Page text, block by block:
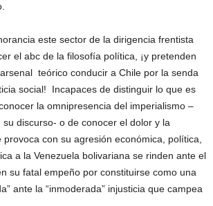
este sector de la dirigencia frentista
el abc de la filosofía política, ¡y pretenden
teórico conducir a Chile por la senda
social! Incapaces de distinguir lo que es
la omnipresencia del imperialismo –
discurso- o de conocer el dolor y la
provoca con su agresión económica, política,
a la Venezuela bolivariana se rinden ante el
su fatal empeño por constituirse como una
ante la “inmoderada” injusticia que campea